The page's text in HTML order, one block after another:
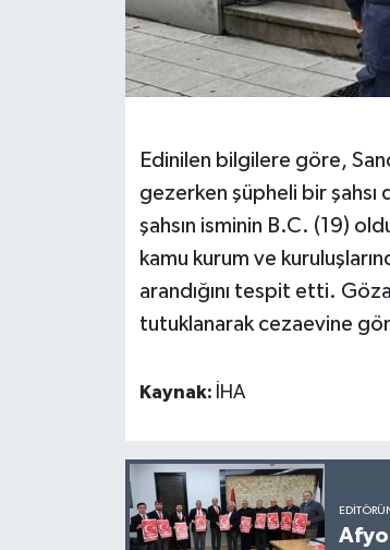
Edinilen bilgilere göre,
gezerken şüpheli bir şahsı
şahsın isminin B.C. (19)
kamu kurum ve
arandığını tespit etti.
tutuklanarak cezaevine
Kaynak: İHA